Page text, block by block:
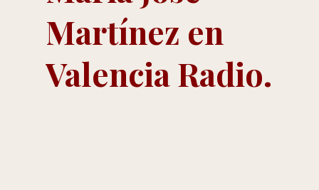
Martínez en
Valencia Radio.